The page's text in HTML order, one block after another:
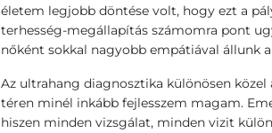
életem legjobb döntése volt, hogy ezt a
terhesség-megállapítás számomra pont
nőként sokkal nagyobb empátiával állunk
Az ultrahang diagnosztika különösen közel
téren minél inkább fejlesszem magam.
hiszen minden vizsgálat, minden vizit